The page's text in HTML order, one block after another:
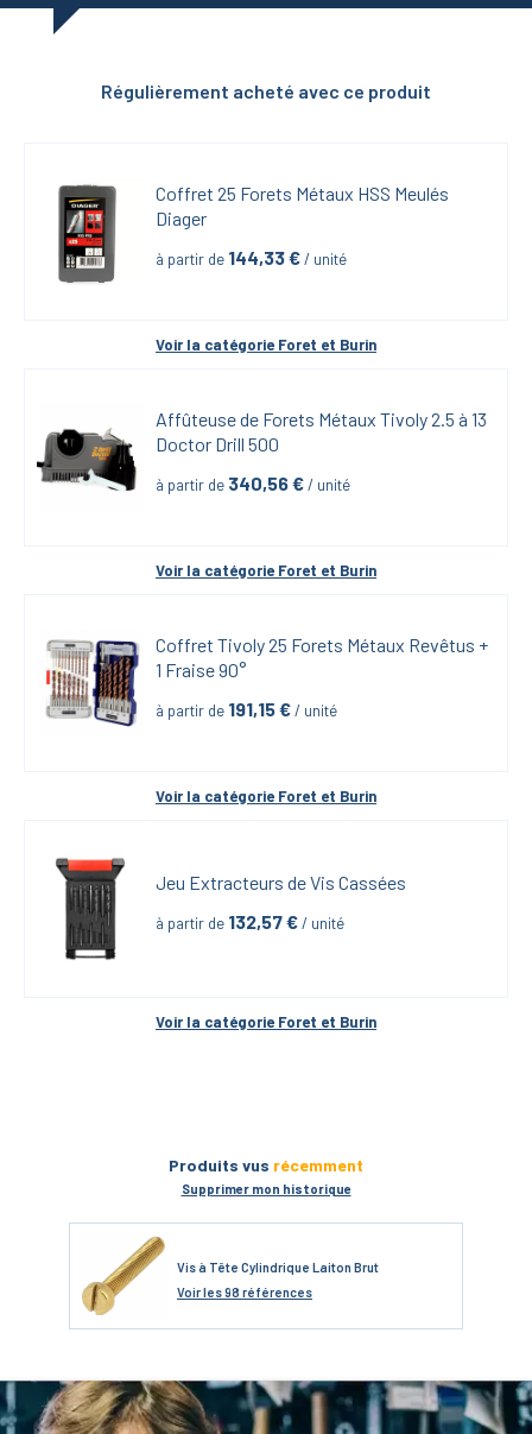
Régulièrement acheté avec ce produit
Coffret 25 Forets Métaux HSS Meulés
Diager
à partir de 144,33 € / unité
Voir la catégorie Foret et Burin
Affûteuse de Forets Métaux Tivoly 2.5 à 13
Doctor Drill 500
à partir de 340,56 € / unité
Voir la catégorie Foret et Burin
Coffret Tivoly 25 Forets Métaux Revêtus +
1 Fraise 90°
à partir de 191,15 € / unité
Voir la catégorie Foret et Burin
Jeu Extracteurs de Vis Cassées
à partir de 132,57 € / unité
Voir la catégorie Foret et Burin
Produits vus récemment
Supprimer mon historique
Vis à Tête Cylindrique Laiton Brut
Voirles 98 références